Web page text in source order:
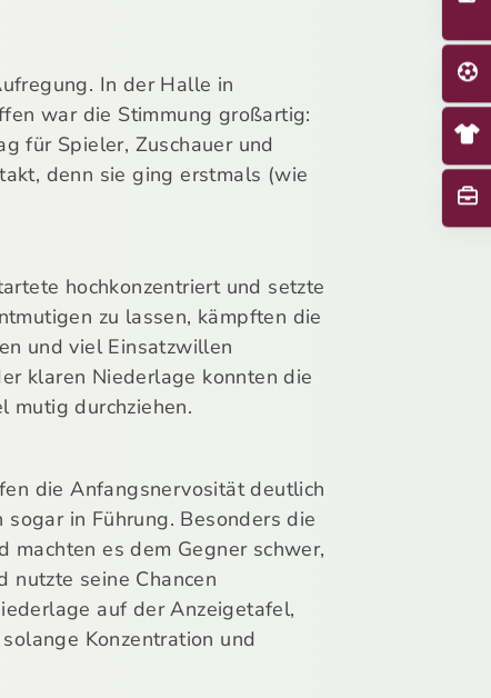
In der Halle in
war die Stimmung großartig:
für Spieler, Zuschauer und
denn sie ging erstmals (wie
hochkonzentriert und setzte
zu lassen, kämpften die
und viel Einsatzwillen
klaren Niederlage konnten die
mutig durchziehen.
die Anfangsnervosität deutlich
in Führung. Besonders die
es dem Gegner schwer,
nutzte seine Chancen
auf der Anzeigetafel,
Konzentration und